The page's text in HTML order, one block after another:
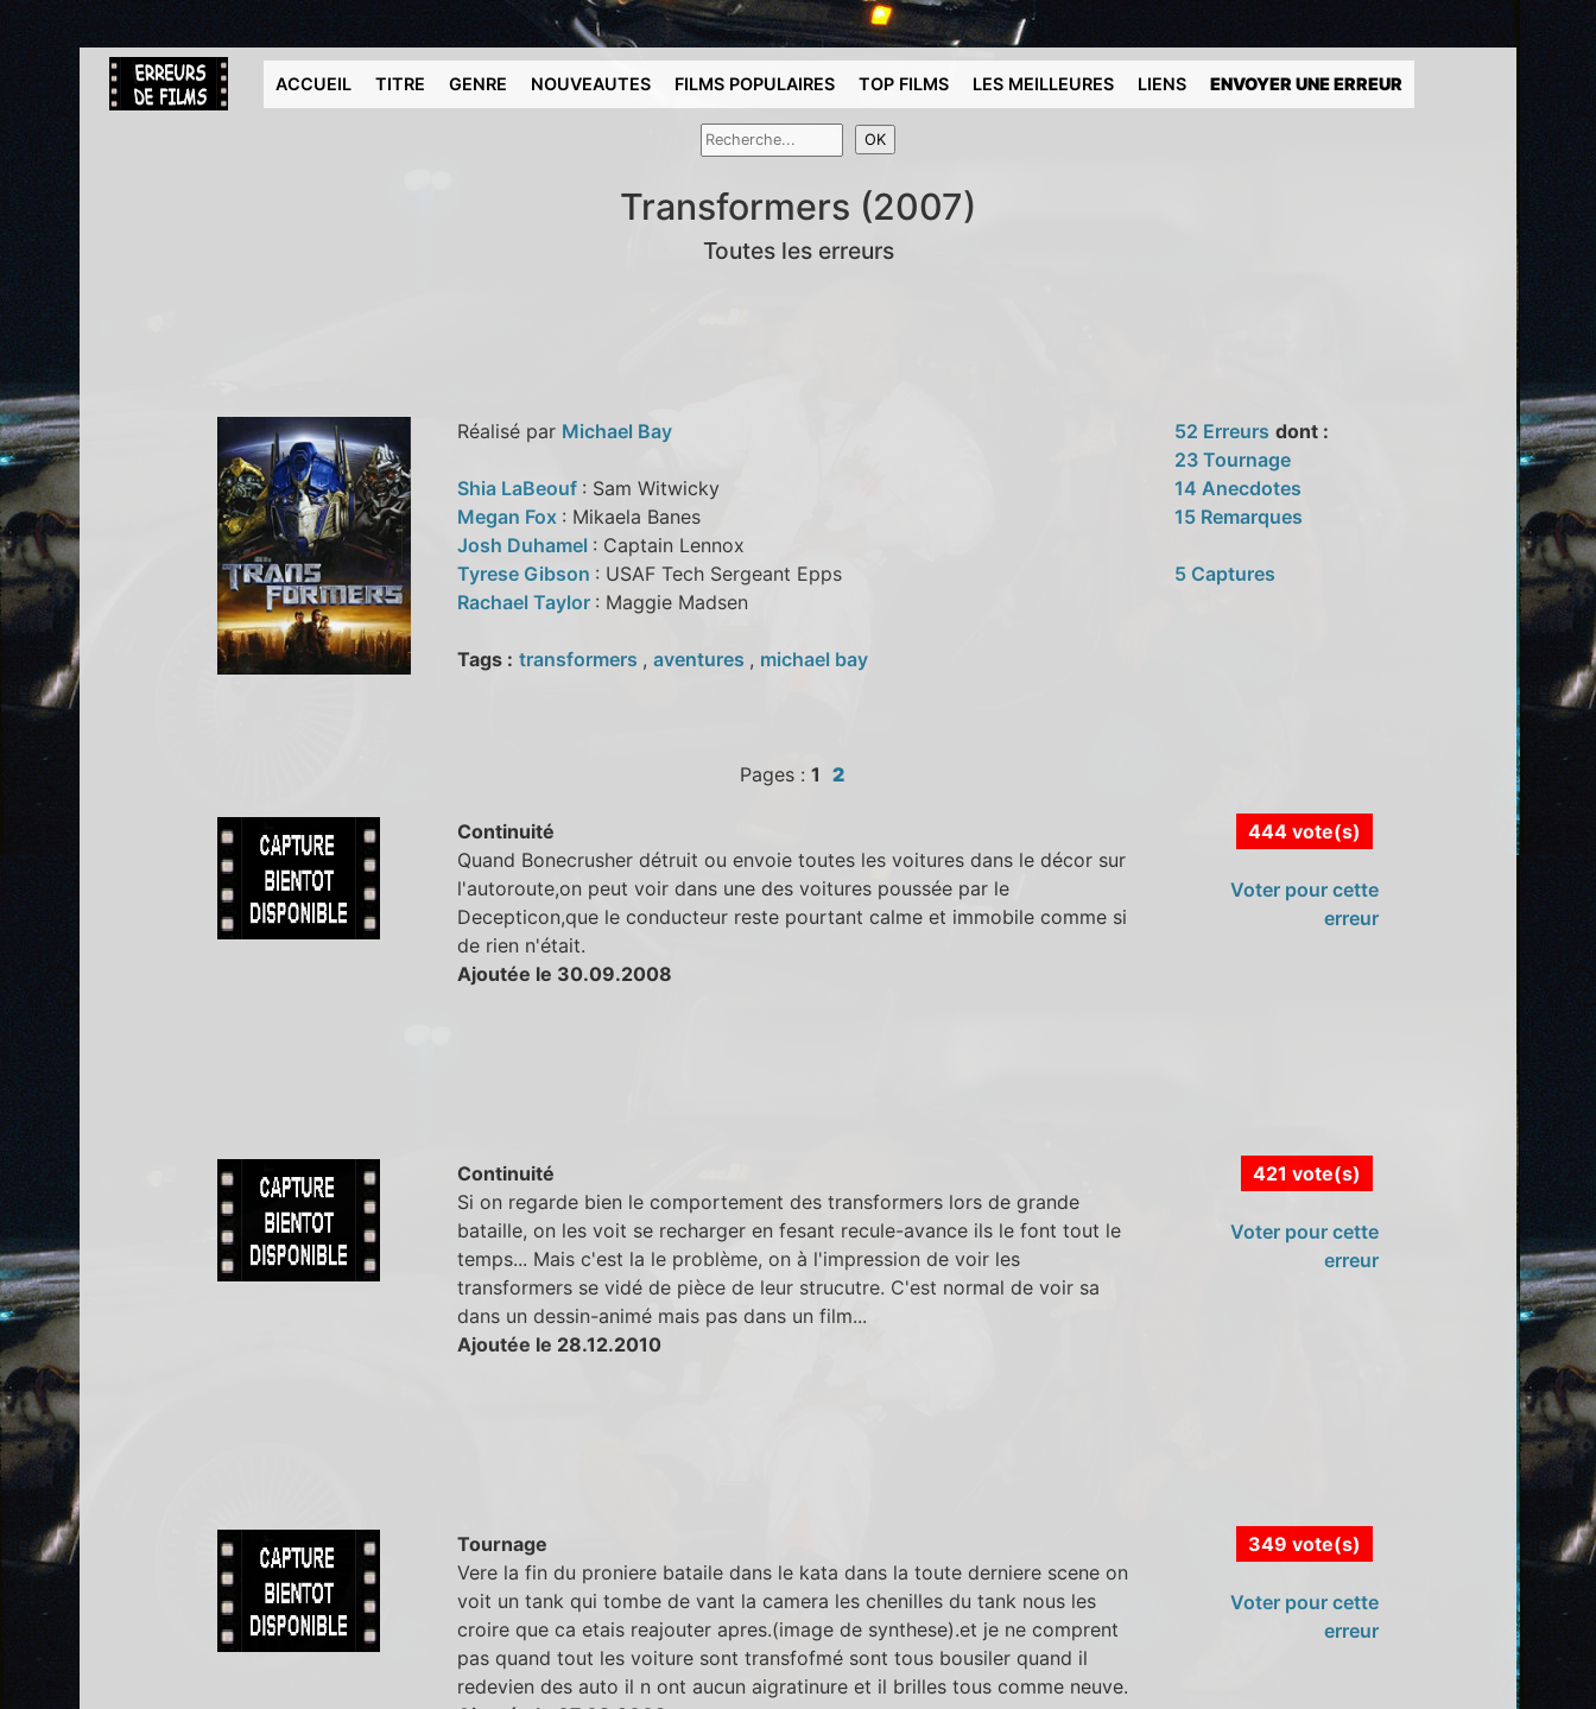
ACCUEIL TITRE GENRE NOUVEAUTES FILMS POPULAIRES TOP FILMS LES MEILLEURES LIENS ENVOYER UNE ERREUR
Transformers (2007)
Toutes les erreurs
Réalisé par Michael Bay
Shia LaBeouf : Sam Witwicky
Megan Fox : Mikaela Banes
Josh Duhamel : Captain Lennox
Tyrese Gibson : USAF Tech Sergeant Epps
Rachael Taylor : Maggie Madsen
Tags : transformers , aventures , michael bay
52 Erreurs dont :
23 Tournage
14 Anecdotes
15 Remarques
5 Captures
Pages : 1 2
Continuité
Quand Bonecrusher détruit ou envoie toutes les voitures dans le décor sur
l'autoroute,on peut voir dans une des voitures poussée par le
Decepticon,que le conducteur reste pourtant calme et immobile comme si
de rien n'était.
Ajoutée le 30.09.2008
444 vote(s)
Voter pour cette
erreur
Continuité
Si on regarde bien le comportement des transformers lors de grande
bataille, on les voit se recharger en fesant recule-avance ils le font tout le
temps... Mais c'est la le problème, on à l'impression de voir les
transformers se vidé de pièce de leur strucutre. C'est normal de voir sa
dans un dessin-animé mais pas dans un film...
Ajoutée le 28.12.2010
421 vote(s)
Voter pour cette
erreur
Tournage
Vere la fin du proniere bataile dans le kata dans la toute derniere scene on
voit un tank qui tombe de vant la camera les chenilles du tank nous les
croire que ca etais reajouter apres.(image de synthese).et je ne comprent
pas quand tout les voiture sont transfofmé sont tous bousiler quand il
redevien des auto il n ont aucun aigratinure et il brilles tous comme neuve.
349 vote(s)
Voter pour cette
erreur